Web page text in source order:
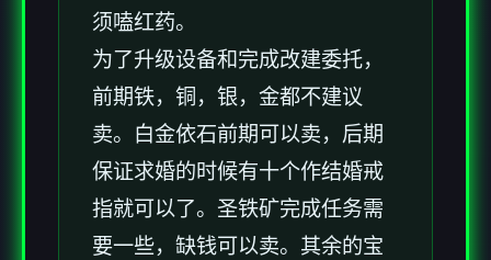
须嗑红药。
为了升级设备和完成改建委托，
前期铁，铜，银，金都不建议
卖。白金依石前期可以卖，后期
保证求婚的时候有十个作结婚戒
指就可以了。圣铁矿完成任务需
要一些，缺钱可以卖。其余的宝